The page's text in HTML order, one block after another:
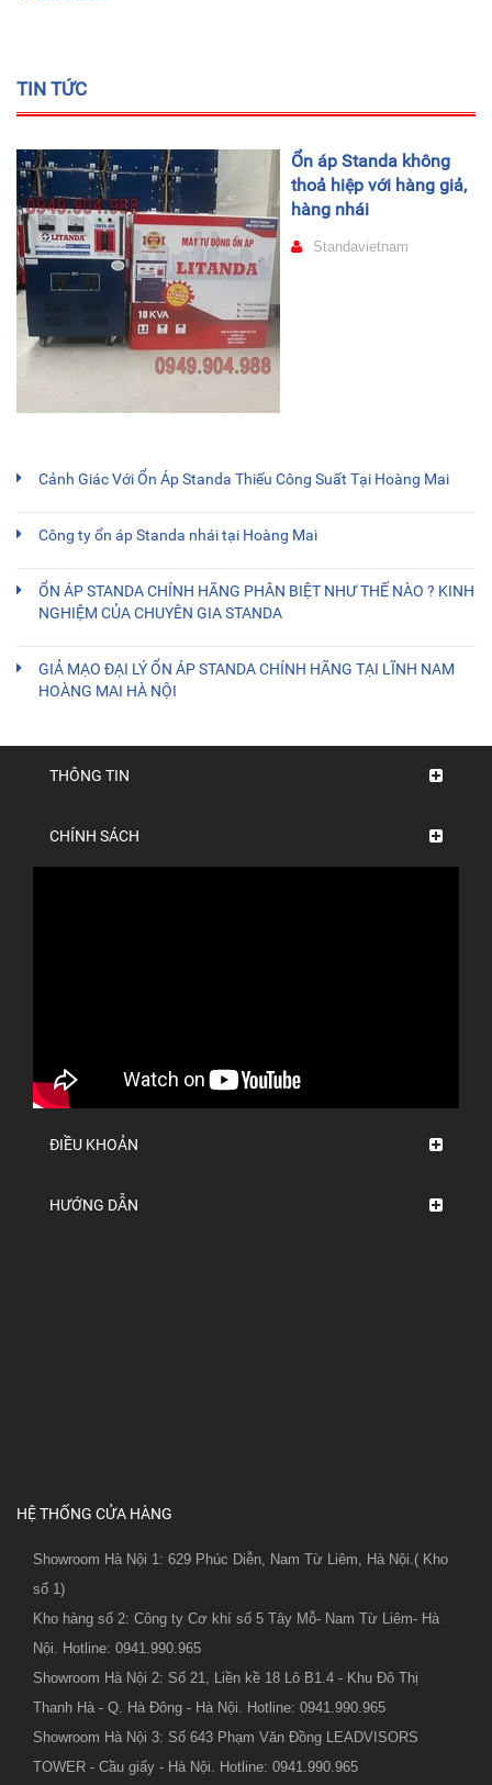
TIN TỨC
Ổn áp Standa không
thoả hiệp với hàng giả,
hàng nhái
Standavietnam
Cảnh Giác Với Ổn Áp Standa Thiếu Công Suất Tại Hoàng Mai
Công ty ổn áp Standa nhái tại Hoàng Mai
ỔN ÁP STANDA CHÍNH HÃNG PHÂN BIỆT NHƯ THẾ NÀO ? KINH
NGHIỆM CỦA CHUYÊN GIA STANDA
GIẢ MẠO ĐẠI LÝ ỔN ÁP STANDA CHÍNH HÃNG TẠI LĨNH NAM
HOÀNG MAI HÀ NỘI
THÔNG TIN
CHÍNH SÁCH
ĐIỀU KHOẢN
HƯỚNG DẪN
HỆ THỐNG CỬA HÀNG
Showroom Hà Nội 1: 629 Phúc Diễn, Nam Từ Liêm, Hà Nội.( Kho
số 1)
Kho hàng số 2: Công ty Cơ khí số 5 Tây Mỗ- Nam Từ Liêm- Hà
Nội. Hotline: 0941.990.965
Showroom Hà Nội 2: Số 21, Liền kề 18 Lô B1.4 - Khu Đô Thị
Thanh Hà - Q. Hà Đông - Hà Nội. Hotline: 0941.990.965
Showroom Hà Nội 3: Số 643 Phạm Văn Đồng LEADVISORS
TOWER - Cầu giấy - Hà Nội. Hotline: 0941.990.965